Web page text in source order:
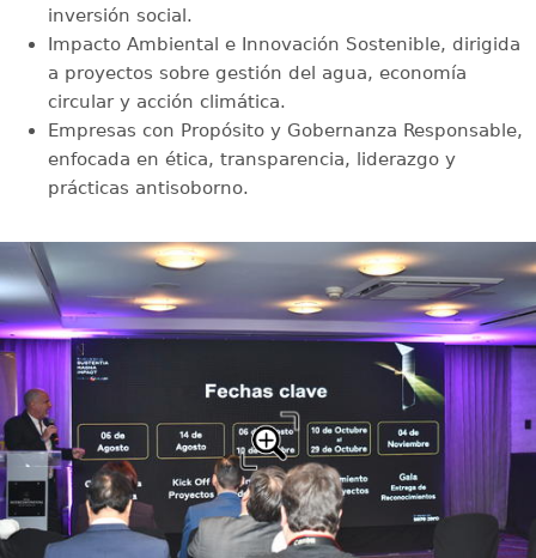
inversión social.
Impacto Ambiental e Innovación Sostenible, dirigida
a proyectos sobre gestión del agua, economía
circular y acción climática.
Empresas con Propósito y Gobernanza Responsable,
enfocada en ética, transparencia, liderazgo y
prácticas antisoborno.